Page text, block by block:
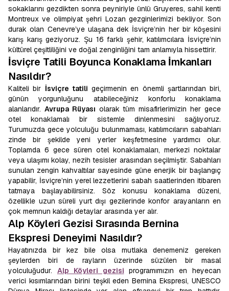
sokaklarını gezdikten sonra peyniriyle ünlü Gruyeres, sahil kenti
Montreux ve olimpiyat şehri Lozan gezginlerimizi bekliyor. Son
durak olan Cenevre’ye ulaşana dek İsviçre’nin her bir köşesini
karış karış geziyoruz. Şu 16 farklı şehir, katılımcılara İsviçre’nin
kültürel çeşitliliğini ve doğal zenginliğini tam anlamıyla hissettirir.
İsviçre Tatili Boyunca Konaklama İmkanları
Nasıldır?
Kaliteli bir İsviçre tatili geçirmenin en önemli şartlarından biri,
günün yorgunluğunu atabileceğiniz konforlu konaklama
alanlarıdır. Avrupa Rüyası olarak tüm misafirlerimizin her gece
otel konaklamalı bir sistemle dinlenmesini sağlıyoruz.
Turumuzda gece yolculuğu bulunmaması, katılımcıların sabahları
zinde bir şekilde yeni yerler keşfetmesine yardımcı olur.
Toplamda 6 gece süren otel konaklamaları, merkezi noktalar
veya ulaşımı kolay, nezih tesisler arasından seçilmiştir. Sabahları
sunulan zengin kahvaltılar sayesinde güne enerjik bir başlangıç
yapabilir, İsviçre’nin yerel lezzetlerini sabah saatlerinden itibaren
tatmaya başlayabilirsiniz. Söz konusu konaklama düzeni,
özellikle uzun süreli yurt dışı gezilerinde konfor arayanların en
çok memnun kaldığı detaylar arasında yer alır.
Alp Köyleri Gezisi Sırasında Bernina
Ekspresi Deneyimi Nasıldır?
Hayatınızda bir kez bile olsa mutlaka denemeniz gereken
şeylerden biri de rayların üzerinde süzülen bir masal
yolculuğudur. Alp Köyleri gezisi programımızın en heyecan
verici kısımlarından birini teşkil eden Bernina Ekspresi, UNESCO